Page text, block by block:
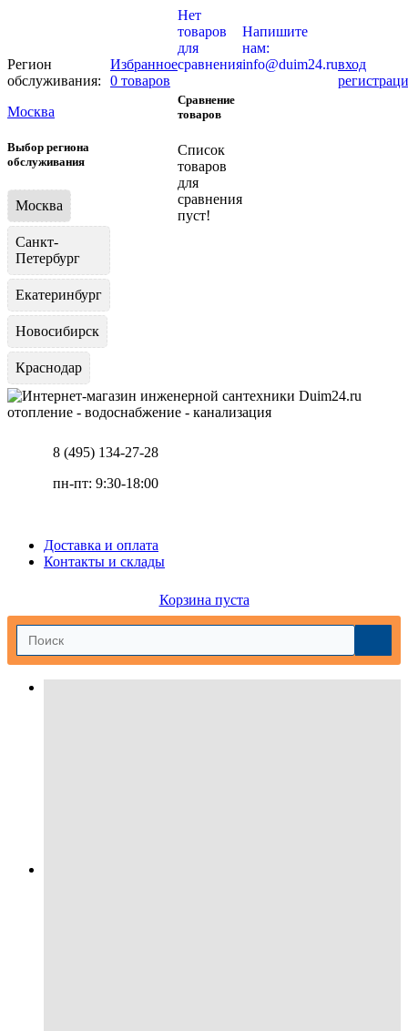
Регион
обслуживания:
Москва
Выбор региона
обслуживания
Москва
Санкт-
Петербург
Екатеринбург
Новосибирск
Краснодар
Избранное
0 товаров
Нет
товаров
для
сравнения
Сравнение
товаров
Список
товаров
для
сравнения
пуст!
Напишите
нам:
info@duim24.ruвход
отопление - водоснабжение - канализация
8 (495) 134-27-28
пн-пт: 9:30-18:00
Доставка и оплата
Контакты и склады
Корзина пуста